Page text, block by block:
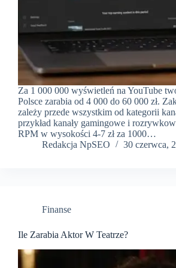
Za 1 000 000 wyświetleń na YouTube
Polsce zarabia od 4 000 do 60 000 zł.
zależy przede wszystkim od kategorii
przykład kanały gamingowe i
RPM w wysokości 4-7 zł za 1000…
Redakcja NpSEO
30 czerwca,
Finanse
Ile Zarabia Aktor W Teatrze?